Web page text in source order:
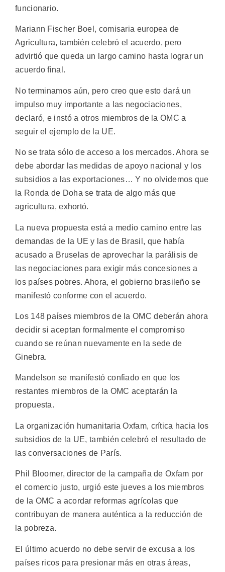
funcionario.
Mariann Fischer Boel, comisaria europea de
Agricultura, también celebró el acuerdo, pero
advirtió que queda un largo camino hasta lograr un
acuerdo final.
No terminamos aún, pero creo que esto dará un
impulso muy importante a las negociaciones,
declaró, e instó a otros miembros de la OMC a
seguir el ejemplo de la UE.
No se trata sólo de acceso a los mercados. Ahora se
debe abordar las medidas de apoyo nacional y los
subsidios a las exportaciones… Y no olvidemos que
la Ronda de Doha se trata de algo más que
agricultura, exhortó.
La nueva propuesta está a medio camino entre las
demandas de la UE y las de Brasil, que había
acusado a Bruselas de aprovechar la parálisis de
las negociaciones para exigir más concesiones a
los países pobres. Ahora, el gobierno brasileño se
manifestó conforme con el acuerdo.
Los 148 países miembros de la OMC deberán ahora
decidir si aceptan formalmente el compromiso
cuando se reúnan nuevamente en la sede de
Ginebra.
Mandelson se manifestó confiado en que los
restantes miembros de la OMC aceptarán la
propuesta.
La organización humanitaria Oxfam, crítica hacia los
subsidios de la UE, también celebró el resultado de
las conversaciones de París.
Phil Bloomer, director de la campaña de Oxfam por
el comercio justo, urgió este jueves a los miembros
de la OMC a acordar reformas agrícolas que
contribuyan de manera auténtica a la reducción de
la pobreza.
El último acuerdo no debe servir de excusa a los
países ricos para presionar más en otras áreas,